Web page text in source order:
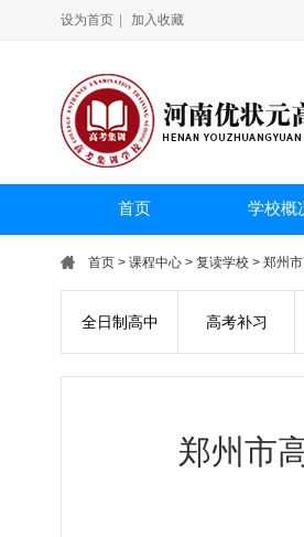
设为首页 加入收藏
首页 学校概
首页 > 课程中心 > 复读学校 > 郑州
全日制高中 高考补习
郑州市